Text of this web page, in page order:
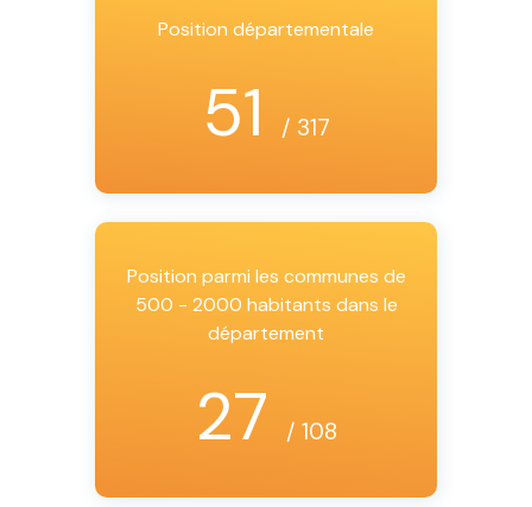
Position départementale
51 / 317
Position parmi les communes de
500 - 2000 habitants dans le
département
27 / 108